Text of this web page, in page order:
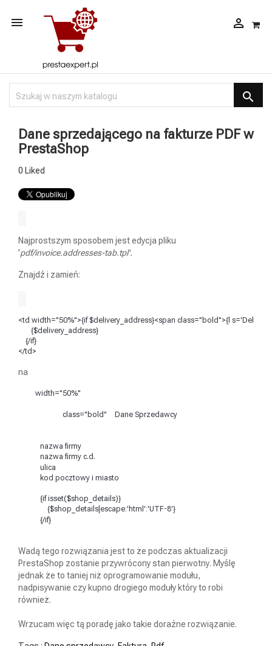
 

Dane sprzedającego na fakturze PDF w
PrestaShop
0Liked
Najprostszym sposobem jest edycja pliku
'pdf/invoice.addresses-tab.tpl'.
Znajdź i zamień:
<td width="50%">{if $delivery_address}<span class="bold">{l s=
{$delivery_address}
{/if}
</td>
na
width="50%"
class="bold" Dane Sprzedawcy
            nazwa firmy
            nazwa firmy c.d.
            ulica
            kod pocztowy i miasto
            {if isset($shop_details)}
                {$shop_details|escape:'html':'UTF-8'}
            {/if}
Wadą tego rozwiązania jest to że podczas aktualizacji
PrestaShop zostanie przywrócony stan pierwotny. Myślę
jednak że to taniej niż oprogramowanie modułu,
nadpisywanie czy kupno drogiego moduły który to robi
również.
Wrzucam więc tą poradę jako takie doraźne rozwiązanie.